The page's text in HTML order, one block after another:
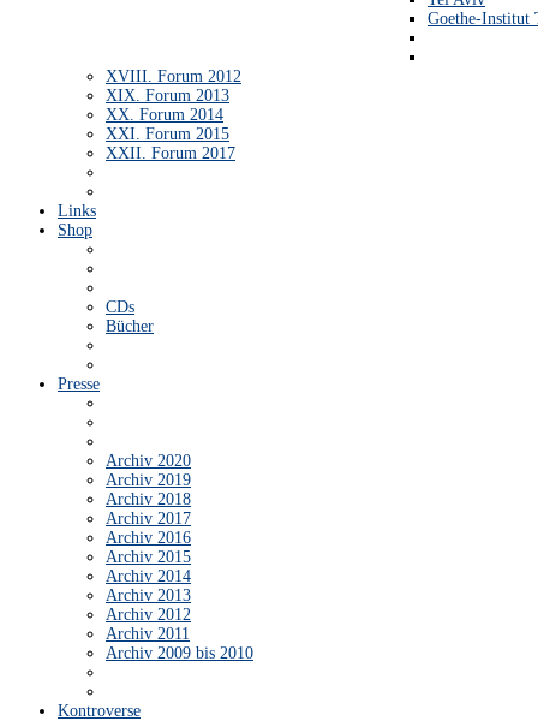
Goethe-Institut
XVIII. Forum 2012
XIX. Forum 2013
XX. Forum 2014
XXI. Forum 2015
XXII. Forum 2017
Links
Shop
CDs
Bücher
Presse
Archiv 2020
Archiv 2019
Archiv 2018
Archiv 2017
Archiv 2016
Archiv 2015
Archiv 2014
Archiv 2013
Archiv 2012
Archiv 2011
Archiv 2009 bis 2010
Kontroverse